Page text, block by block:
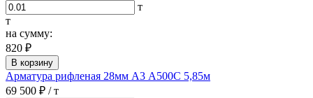
т
т
на сумму:
820 ₽
В корзину
Арматура рифленая 28мм А3 А500С 5,85м
69 500 ₽ / т